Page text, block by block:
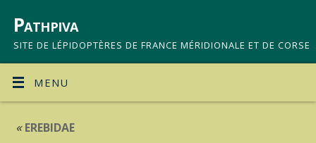
Pathpiva
SITE DE LÉPIDOPTÈRES DE FRANCE MÉRIDIONALE ET DE CORSE
MENU
«EREBIDAE